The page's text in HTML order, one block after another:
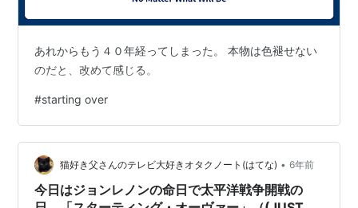
あれからもう４０年経ってしまった。 本物は色褪せない
のだと、改めて感じる。
#starting over
猫好き父さんのテレビ大好きオタクノート(はてな) • 6年前
今日はジョンレノンの命日で太平洋戦争開戦の